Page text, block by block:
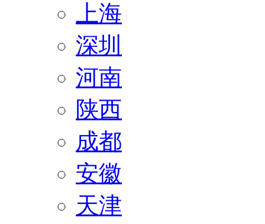
上海
深圳
河南
陕西
成都
安徽
天津